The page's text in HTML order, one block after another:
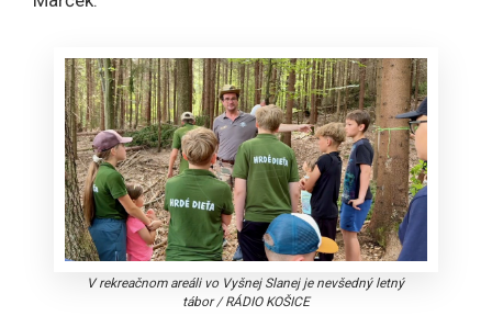
V rekreačnom areáli vo Vyšnej Slanej je nevšedný letný
tábor/RÁDIO KOŠICE